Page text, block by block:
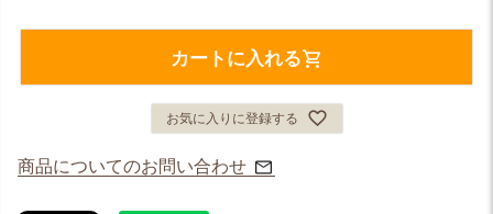
カートに入れる
お気に入りに登録する
商品についてのお問い合わせ